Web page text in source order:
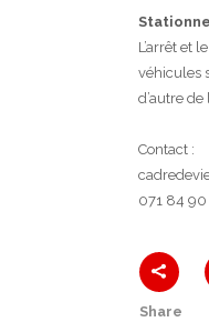
L’arrêt et
véhicules
d’autre de
Contact :
071 84 90
Share